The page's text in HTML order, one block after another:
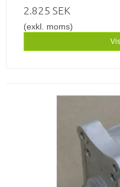
2.825 SEK
(exkl. moms)